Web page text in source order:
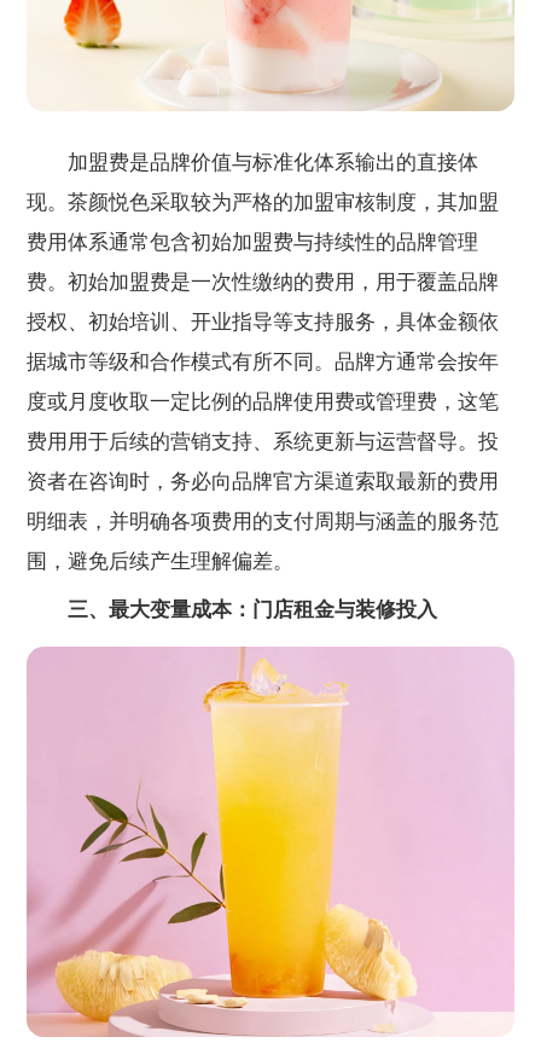
加盟费是品牌价值与标准化体系输出的直接体
现。茶颜悦色采取较为严格的加盟审核制度，其加盟
费用体系通常包含初始加盟费与持续性的品牌管理
费。初始加盟费是一次性缴纳的费用，用于覆盖品牌
授权、初始培训、开业指导等支持服务，具体金额依
据城市等级和合作模式有所不同。品牌方通常会按年
度或月度收取一定比例的品牌使用费或管理费，这笔
费用用于后续的营销支持、系统更新与运营督导。投
资者在咨询时，务必向品牌官方渠道索取最新的费用
明细表，并明确各项费用的支付周期与涵盖的服务范
围，避免后续产生理解偏差。
三、最大变量成本：门店租金与装修投入